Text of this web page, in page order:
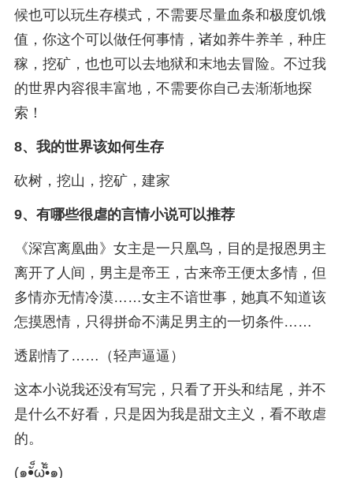
候也可以玩生存模式，不需要尽量血条和极度饥饿
值，你这个可以做任何事情，诸如养牛养羊，种庄
稼，挖矿，也也可以去地狱和末地去冒险。不过我
的世界内容很丰富地，不需要你自己去渐渐地探
索！
8、 我的世界该如何生存
砍树，挖山，挖矿，建家
9、 有哪些很虐的言情小说可以推荐
《深宫离凰曲》女主是一只凰鸟，目的是报恩男主
离开了人间，男主是帝王，古来帝王便太多情，但
多情亦无情冷漠……女主不谙世事，她真不知道该
怎摸恩情，只得拼命不满足男主的一切条件……
透剧情了……（轻声逼逼）
这本小说我还没有写完，只看了开头和结尾，并不
是什么不好看，只是因为我是甜文主义，看不敢虐
的。
(๑•ั็ω•็ั๑)